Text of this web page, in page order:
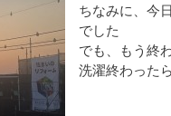
ちなみに、今
でした
でも、もう終
洗濯終わった